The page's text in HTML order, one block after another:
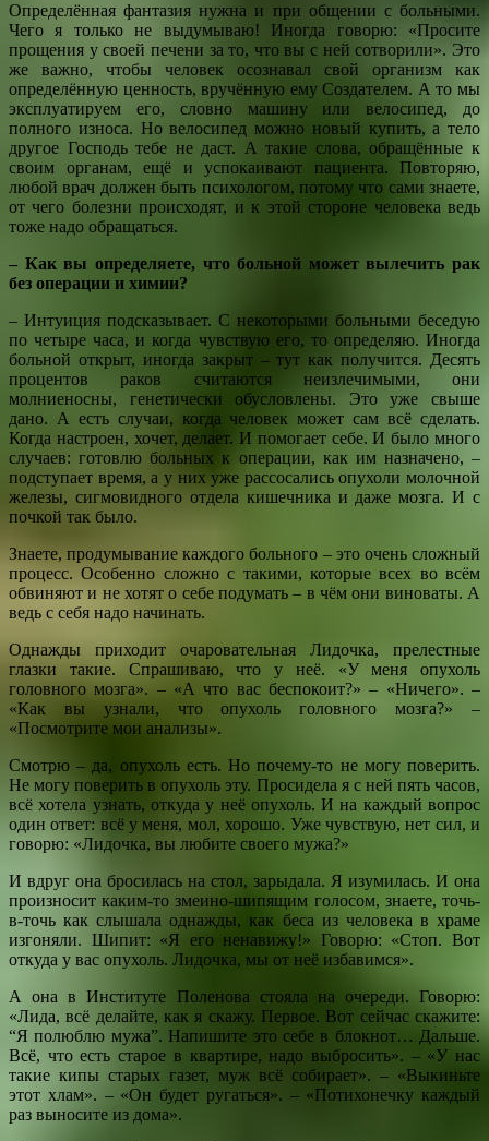
Определённая фантазия нужна и при общении с больными.
Чего я только не выдумываю! Иногда говорю: «Просите
прощения у своей печени за то, что вы с ней сотворили». Это
же важно, чтобы человек осознавал свой организм как
определённую ценность, вручённую ему Создателем. А то мы
эксплуатируем его, словно машину или велосипед, до
полного износа. Но велосипед можно новый купить, а тело
другое Господь тебе не даст. А такие слова, обращённые к
своим органам, ещё и успокаивают пациента. Повторяю,
любой врач должен быть психологом, потому что сами знаете,
от чего болезни происходят, и к этой стороне человека ведь
тоже надо обращаться.
– Как вы определяете, что больной может вылечить рак
без операции и химии?
– Интуиция подсказывает. С некоторыми больными беседую
по четыре часа, и когда чувствую его, то определяю. Иногда
больной открыт, иногда закрыт – тут как получится. Десять
процентов раков считаются неизлечимыми, они
молниеносны, генетически обусловлены. Это уже свыше
дано. А есть случаи, когда человек может сам всё сделать.
Когда настроен, хочет, делает. И помогает себе. И было много
случаев: готовлю больных к операции, как им назначено, –
подступает время, а у них уже рассосались опухоли молочной
железы, сигмовидного отдела кишечника и даже мозга. И с
почкой так было.
Знаете, продумывание каждого больного – это очень сложный
процесс. Особенно сложно с такими, которые всех во всём
обвиняют и не хотят о себе подумать – в чём они виноваты. А
ведь с себя надо начинать.
Однажды приходит очаровательная Лидочка, прелестные
глазки такие. Спрашиваю, что у неё. «У меня опухоль
головного мозга». – «А что вас беспокоит?» – «Ничего». –
«Как вы узнали, что опухоль головного мозга?» –
«Посмотрите мои анализы».
Смотрю – да, опухоль есть. Но почему-то не могу поверить.
Не могу поверить в опухоль эту. Просидела я с ней пять часов,
всё хотела узнать, откуда у неё опухоль. И на каждый вопрос
один ответ: всё у меня, мол, хорошо. Уже чувствую, нет сил, и
говорю: «Лидочка, вы любите своего мужа?»
И вдруг она бросилась на стол, зарыдала. Я изумилась. И она
произносит каким-то змеино-шипящим голосом, знаете, точь-
в-точь как слышала однажды, как беса из человека в храме
изгоняли. Шипит: «Я его ненавижу!» Говорю: «Стоп. Вот
откуда у вас опухоль. Лидочка, мы от неё избавимся».
А она в Институте Поленова стояла на очереди. Говорю:
«Лида, всё делайте, как я скажу. Первое. Вот сейчас скажите:
“Я полюблю мужа”. Напишите это себе в блокнот… Дальше.
Всё, что есть старое в квартире, надо выбросить». – «У нас
такие кипы старых газет, муж всё собирает». – «Выкиньте
этот хлам». – «Он будет ругаться». – «Потихонечку каждый
раз выносите из дома».